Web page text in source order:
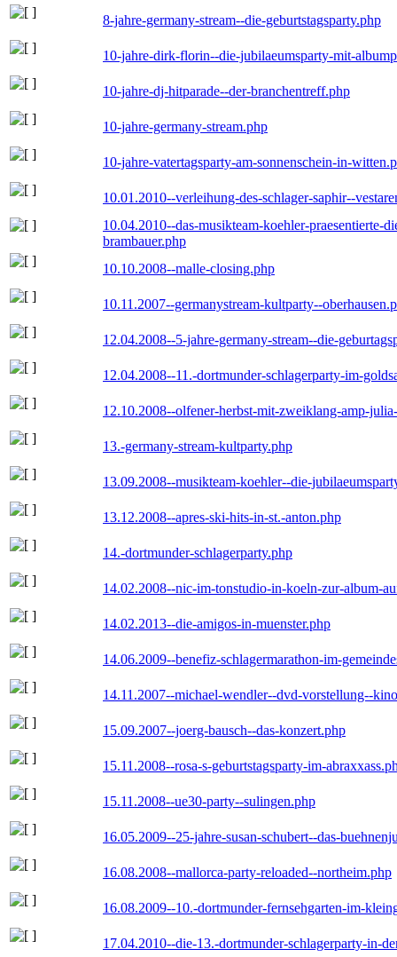
8-jahre-germany-stream--die-geburtstagsparty.php
10-jahre-dirk-florin--die-jubilaeumsparty-mit-
10-jahre-dj-hitparade--der-branchentreff.php
10-jahre-germany-stream.php
10-jahre-vatertagsparty-am-sonnenschein-in-
10.01.2010--verleihung-des-schlager-saphir--
10.04.2010--das-musikteam-koehler-praesentierte-
brambauer.php
10.10.2008--malle-closing.php
10.11.2007--germanystream-kultparty--
12.04.2008--5-jahre-germany-stream--die-
12.04.2008--11.-dortmunder-schlagerparty-im-
12.10.2008--olfener-herbst-mit-zweiklang-amp-
13.-germany-stream-kultparty.php
13.09.2008--musikteam-koehler--die-
13.12.2008--apres-ski-hits-in-st.-anton.php
14.-dortmunder-schlagerparty.php
14.02.2008--nic-im-tonstudio-in-koeln-zur-album-
14.02.2013--die-amigos-in-muenster.php
14.06.2009--benefiz-schlagermarathon-im-
14.11.2007--michael-wendler--dvd-vorstellung--
15.09.2007--joerg-bausch--das-konzert.php
15.11.2008--rosa-s-geburtstagsparty-im-
15.11.2008--ue30-party--sulingen.php
16.05.2009--25-jahre-susan-schubert--das-
16.08.2008--mallorca-party-reloaded--northeim.php
16.08.2009--10.-dortmunder-fernsehgarten-im-
17.04.2010--die-13.-dortmunder-schlagerparty-in-